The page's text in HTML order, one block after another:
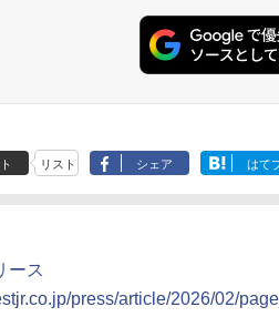
リスト シェア はて
ース
press/article/2026/02/